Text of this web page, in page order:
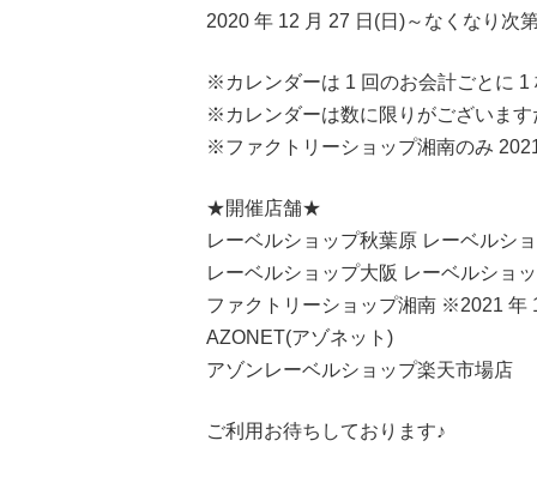
2020 年 12 月 27 日(日)～なくなり次
※カレンダーは 1 回のお会計ごとに 1
※カレンダーは数に限りがございま
※ファクトリーショップ湘南のみ
★開催店舗★
レーベルショップ秋葉原 レーベルシ
レーベルショップ大阪 レーベルショ
ファクトリーショップ湘南 ※2021 年
AZONET(アゾネット)
アゾンレーベルショップ楽天市場店
ご利用お待ちしております♪